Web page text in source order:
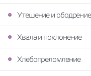
Утешение и ободрение
Хвала и поклонение
Хлебопреломление